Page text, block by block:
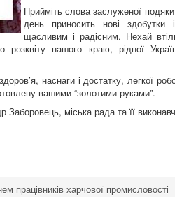
Прийміть слова заслуженої
день приносить нові
щасливим і радісним. Нехай
нашого краю, рідної
наснаги і достатку, легкої
вашими “золотими руками”.
міська рада та її
працівників харчової промисловості